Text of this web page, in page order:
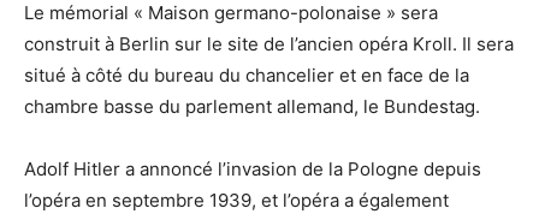
Le mémorial « Maison germano-polonaise » sera
construit à Berlin sur le site de l’ancien opéra Kroll. Il sera
situé à côté du bureau du chancelier et en face de la
chambre basse du parlement allemand, le Bundestag.
Adolf Hitler a annoncé l’invasion de la Pologne depuis
l’opéra en septembre 1939, et l’opéra a également